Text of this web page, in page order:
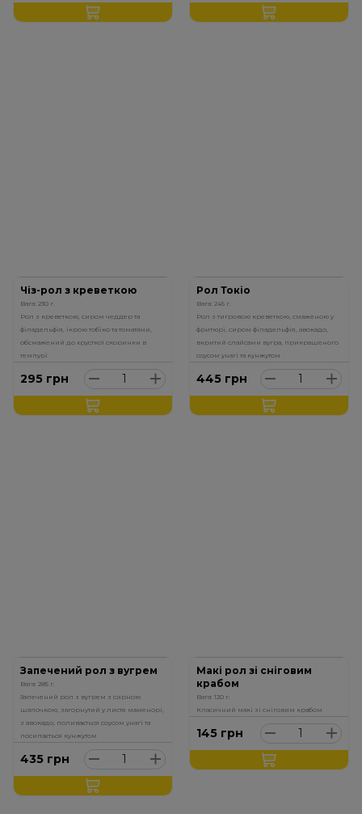
Чіз-рол з креветкою
Вага: 230 г.
Рол з креветкою, сиром чеддер та
філадельфія, ікрою тобіко та томатами,
обсмажений до хрусткої скоринки в
темпурі
295 грн
Рол Токіо
Вага: 245 г.
Рол з тигровою креветкою, смаженою у
фритюрі, сиром філадельфія, авокадо,
вкритий слайсами вугра, прикрашеного
соусом унагі та кунжутом
445 грн
Запечений рол з вугрем
Вага: 285 г.
Запечений рол з вугрем з сирною
шапочкою, загорнутий у листя маменорі,
з авокадо, поливається соусом унагі та
посипається кунжутом
435 грн
Макі рол зі сніговим
крабом
Вага: 120 г.
Класичний макі зі сніговим крабом
145 грн